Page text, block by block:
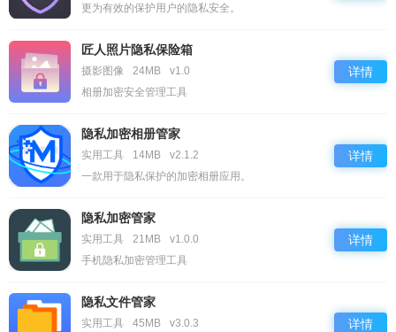
更为有效的保护用户的隐私安全。
匠人照片隐私保险箱
摄影图像 24MB
v1.0
相册加密安全管理工具
详情
隐私加密相册管家
实用工具 14MB
v2.1.2
一款用于隐私保护的加密相册应用。
详情
隐私加密管家
实用工具 21MB
v1.0.0
手机隐私加密管理工具
详情
隐私文件管家
实用工具 45MB
v3.0.3
详情